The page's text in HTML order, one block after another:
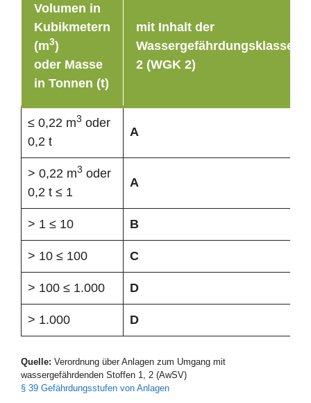
Volumen in
Kubikmetern
(m3)
oder Masse
in Tonnen (t)
mit Inhalt der
Wassergefährdungsklasse
2 (WGK 2)
≤ 0,22 m3 oder
0,2 t
A
> 0,22 m3 oder
0,2 t ≤ 1
A
> 1 ≤ 10 B
> 10 ≤ 100 C
> 100 ≤ 1.000 D
> 1.000 D
Quelle: Verordnung über Anlagen zum Umgang mit
wassergefährdenden Stoffen 1, 2 (AwSV)
§ 39 Gefährdungsstufen von Anlagen